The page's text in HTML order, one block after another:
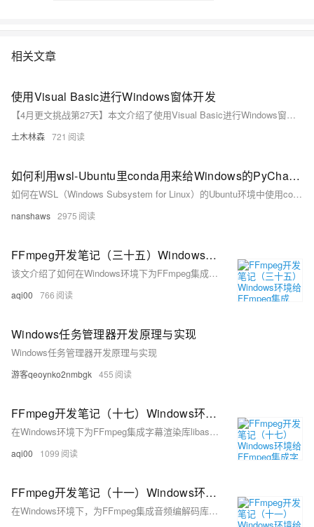
相关文章
使用Visual Basic进行Windows窗体开发
【4月更文挑战第27天】本文介绍了使用Visual Basic进行Windows窗体（WinForms）开发的步骤，从搭建开发环境到创建、设计用户界面，再到编写事件驱动的代码和数据绑定。Visual Basic结合WinForms提供了一种易学易用的桌面应用开发方案。通过调试、优化、部署和维护，开发者可以构建专业应用程序。随着技术发展，掌握最新UI设计和开发工具对于保持竞争力至关重要。本文为初学者提供了基础指导，鼓励进一步探索和学习。
土木林森 721
如何利用wsl-Ubuntu里conda用来给Windows的PyCharm开发
如何在WSL（Windows Subsystem for Linux）的Ubuntu环境中使用conda虚拟环境来为Windows上的PyCharm开发设置Python解释器。
nanshaws 2975
FFmpeg开发笔记（三十五）Windows环境给FFmpeg集成libsrt
该文介绍了如何在Windows环境下为FFmpeg集成SRT协议支持库libsrt。首先，需要安装Perl和Nasm，然后编译OpenSSL。接着，下载libsrt源码并使用CMake配置，生成VS工程并编译生成srt.dll和srt.lib。最后，将编译出的库文件和头文件按照特定目录结构放置，并更新环境变量，重新配置启用libsrt的FFmpeg并进行编译安装。该过程有助于优化直播推流的性能，减少卡顿问题。
aqi00 766
Windows任务管理器开发原理与实现
Windows任务管理器开发原理与实现
游客qeoynko2nmbgk 455
FFmpeg开发笔记（十七）Windows环境给FFmpeg集成字幕库libass
在Windows环境下为FFmpeg集成字幕渲染库libass涉及多个步骤，包括安装freetype、libxml2、gperf、fontconfig、fribidi、harfbuzz和libass。每个库的安装都需要下载源码、配置、编译和安装，并更新PKG_CONFIG_PATH环境变量。最后，重新配置并编译FFmpeg以启用libass及相关依赖。完成上述步骤后，通过`ffmpeg -version`确认libass已成功集成。
aqi00 1099
FFmpeg开发笔记（十一）Windows环境给FFmpeg集成vorbis和amr
在Windows环境下，为FFmpeg集成音频编解码库，包括libogg、libvorbis和opencore-amr，涉及下载源码、配置、编译和安装步骤。首先，安装libogg，通过配置、make和make install命令完成，并更新PKG_CONFIG_PATH。接着，安装libvorbis，同样配置、编译和安装，并修改pkgconfig文件。之后，安装opencore-amr。最后，重新配置并编译FFmpeg，启用ogg和amr支持，通过ffmpeg -version检查是否成功。整个过程需确保环境变量设置正确，并根据路径添加相应库。